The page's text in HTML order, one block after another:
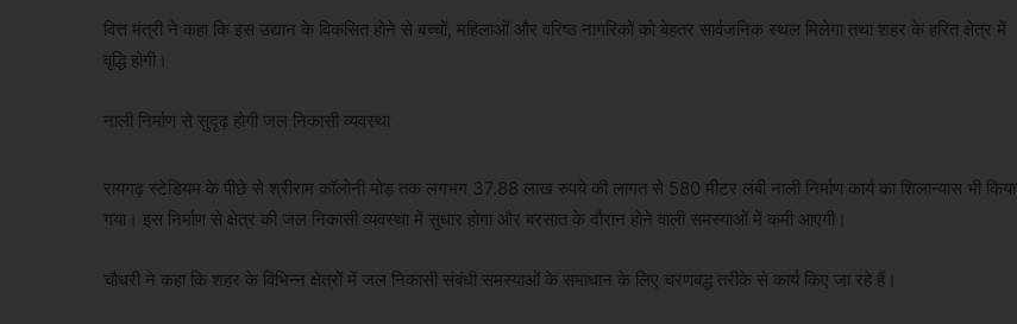
वित्त मंत्री ने कहा कि इस उद्यान के विकसित होने से बच्चों, महिलाओं और वरिष्ठ नागरिकों को बेहतर सार्वजनिक स्थल मिलेगा तथा शहर के हरित क्षेत्र में
वृद्धि होगी।
नाली निर्माण से सुदृढ़ होगी जल निकासी व्यवस्था
रायगढ़ स्टेडियम के पीछे से श्रीराम कॉलोनी मोड़ तक लगभग 37.88 लाख रुपये की लागत से 580 मीटर लंबी नाली निर्माण कार्य का शिलान्यास भी किया
गया। इस निर्माण से क्षेत्र की जल निकासी व्यवस्था में सुधार होगा और बरसात के दौरान होने वाली समस्याओं में कमी आएगी।
चौधरी ने कहा कि शहर के विभिन्न क्षेत्रों में जल निकासी संबंधी समस्याओं के समाधान के लिए चरणबद्ध तरीके से कार्य किए जा रहे हैं।